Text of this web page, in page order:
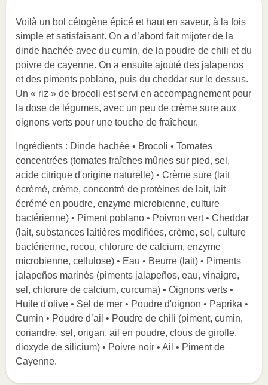
Voilà un bol cétogène épicé et haut en saveur, à la fois
simple et satisfaisant. On a d’abord fait mijoter de la
dinde hachée avec du cumin, de la poudre de chili et du
poivre de cayenne. On a ensuite ajouté des jalapenos
et des piments poblano, puis du cheddar sur le dessus.
Un « riz » de brocoli est servi en accompagnement pour
la dose de légumes, avec un peu de crème sure aux
oignons verts pour une touche de fraîcheur.
Ingrédients : Dinde hachée • Brocoli • Tomates
concentrées (tomates fraîches mûries sur pied, sel,
acide citrique d'origine naturelle) • Crème sure (lait
écrémé, crème, concentré de protéines de lait, lait
écrémé en poudre, enzyme microbienne, culture
bactérienne) • Piment poblano • Poivron vert • Cheddar
(lait, substances laitières modifiées, crème, sel, culture
bactérienne, rocou, chlorure de calcium, enzyme
microbienne, cellulose) • Eau • Beurre (lait) • Piments
jalapeños marinés (piments jalapeños, eau, vinaigre,
sel, chlorure de calcium, curcuma) • Oignons verts •
Huile d'olive • Sel de mer • Poudre d'oignon • Paprika •
Cumin • Poudre d’ail • Poudre de chili (piment, cumin,
coriandre, sel, origan, ail en poudre, clous de girofle,
dioxyde de silicium) • Poivre noir • Ail • Piment de
Cayenne.